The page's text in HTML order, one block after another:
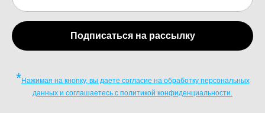
Подписаться на рассылку
*Нажимая на кнопку, вы даете согласие на обработку персональных
данных и соглашаетесь c политикой конфиденциальности.